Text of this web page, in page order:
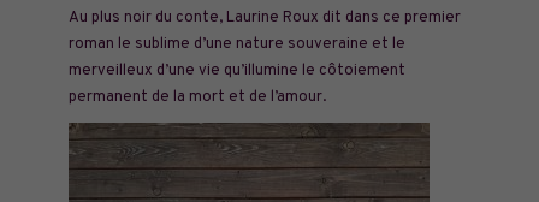
Au plus noir du conte, Laurine Roux dit dans ce premier
roman le sublime d’une nature souveraine et le
merveilleux d’une vie qu’illumine le côtoiement
permanent de la mort et de l’amour.